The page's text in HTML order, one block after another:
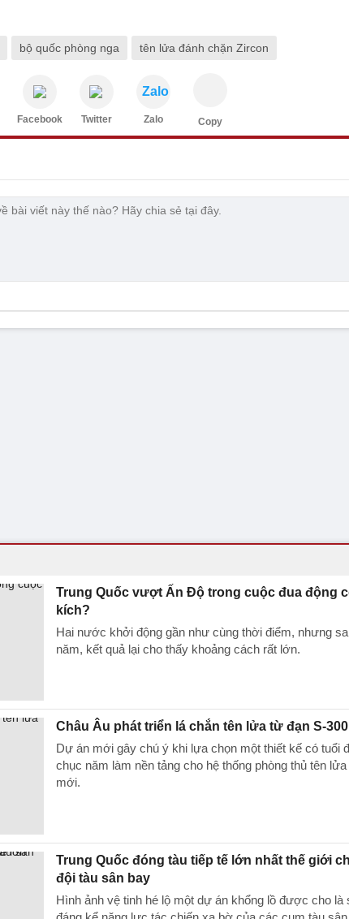
bộ quốc phòng nga tên lửa đánh chặn Zircon
Facebook Twitter
Zalo
Zalo Copy
Trung Quốc vượt Ấn Độ trong cuộc đua động
kích?
Hai nước khởi động gần như cùng thời điểm, nhưng
năm, kết quả lại cho thấy khoảng cách rất lớn.
Châu Âu phát triển lá chắn tên lửa từ đạn S-
Dự án mới gây chú ý khi lựa chọn một thiết kế có tuổi
chục năm làm nền tảng cho hệ thống phòng thủ tên lửa
mới.
Trung Quốc đóng tàu tiếp tế lớn nhất thế giới
đội tàu sân bay
Hình ảnh vệ tinh hé lộ một dự án khổng lồ được cho là